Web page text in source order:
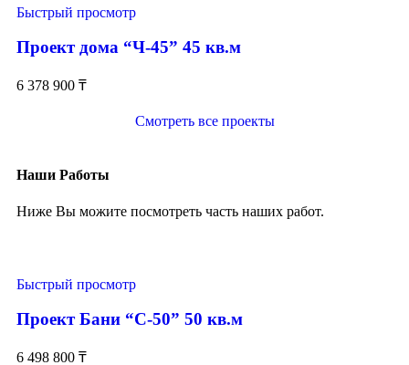
Быстрый просмотр
Проект дома “Ч-45” 45 кв.м
6 378 900 ₸
Смотреть все проекты
Наши Работы
Ниже Вы можите посмотреть часть наших работ.
Быстрый просмотр
Проект Бани “С-50” 50 кв.м
6 498 800 ₸